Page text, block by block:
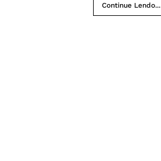
Continue Lendo...